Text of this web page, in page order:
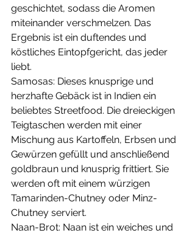
geschichtet, sodass die Aromen
miteinander verschmelzen. Das
Ergebnis ist ein duftendes und
köstliches Eintopfgericht, das jeder
liebt.
Samosas: Dieses knusprige und
herzhafte Gebäck ist in Indien ein
beliebtes Streetfood. Die dreieckigen
Teigtaschen werden mit einer
Mischung aus Kartoffeln, Erbsen und
Gewürzen gefüllt und anschließend
goldbraun und knusprig frittiert. Sie
werden oft mit einem würzigen
Tamarinden-Chutney oder Minz-
Chutney serviert.
Naan-Brot: Naan ist ein weiches und